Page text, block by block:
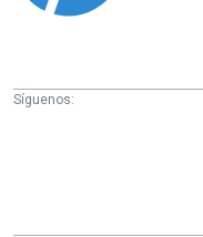
Síguenos: